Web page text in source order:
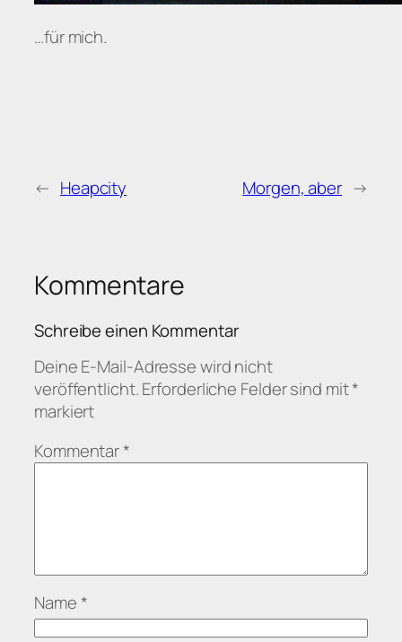
…für mich.
← Heapcity Morgen, aber →
Kommentare
Schreibe einen Kommentar
Deine E-Mail-Adresse wird nicht
veröffentlicht.Erforderliche Felder sind mit*
markiert
Kommentar*
Name *